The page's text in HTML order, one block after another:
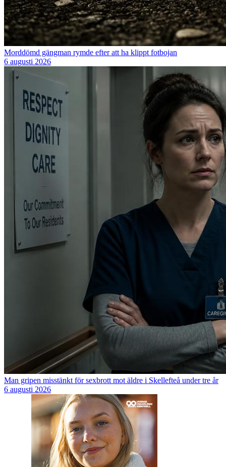
Morddömd gängman rymde efter att ha klippt fotbojan
6 augusti 2026
Man gripen misstänkt för sexbrott mot äldre i Skellefteå under tre år
6 augusti 2026